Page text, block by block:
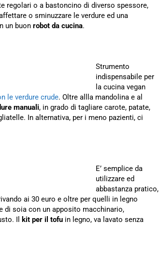
regolari o a bastoncino di diverso spessore,
o sminuzzare le verdure ed una
un buon robot da cucina.
Strumento
indispensabile per
la cucina vegan
le verdure crude. Oltre allla mandolina e al
manuali, in grado di tagliare carote, patate,
In alternativa, per i meno pazienti, ci
E’ semplice da
utilizzare ed
abbastanza pratico,
ai 30 euro e oltre per quelli in legno
di soia con un apposito macchinario,
Il
kit per il tofu in legno, va lavato senza